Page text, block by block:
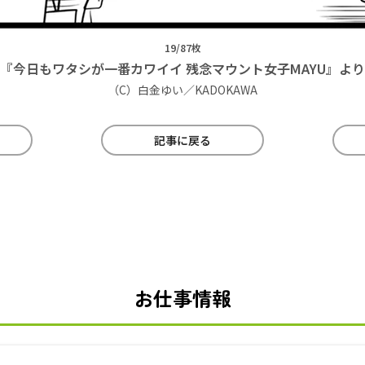
19/87枚
『今日もワタシが一番カワイイ 残念マウント女子MAYU』より
（C）白金ゆい／KADOKAWA
記事に戻る
お仕事情報